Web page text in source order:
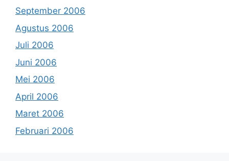
September 2006
Agustus 2006
Juli 2006
Juni 2006
Mei 2006
April 2006
Maret 2006
Februari 2006